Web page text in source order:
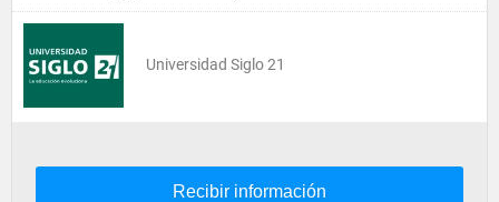
Universidad Siglo 21
Recibir información